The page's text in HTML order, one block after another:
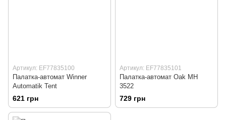
Артикул: EF77835100
Палатка-автомат Winner
Automatik Tent
621 грн
Артикул: EF77835101
Палатка-автомат Oak MH
3522
729 грн